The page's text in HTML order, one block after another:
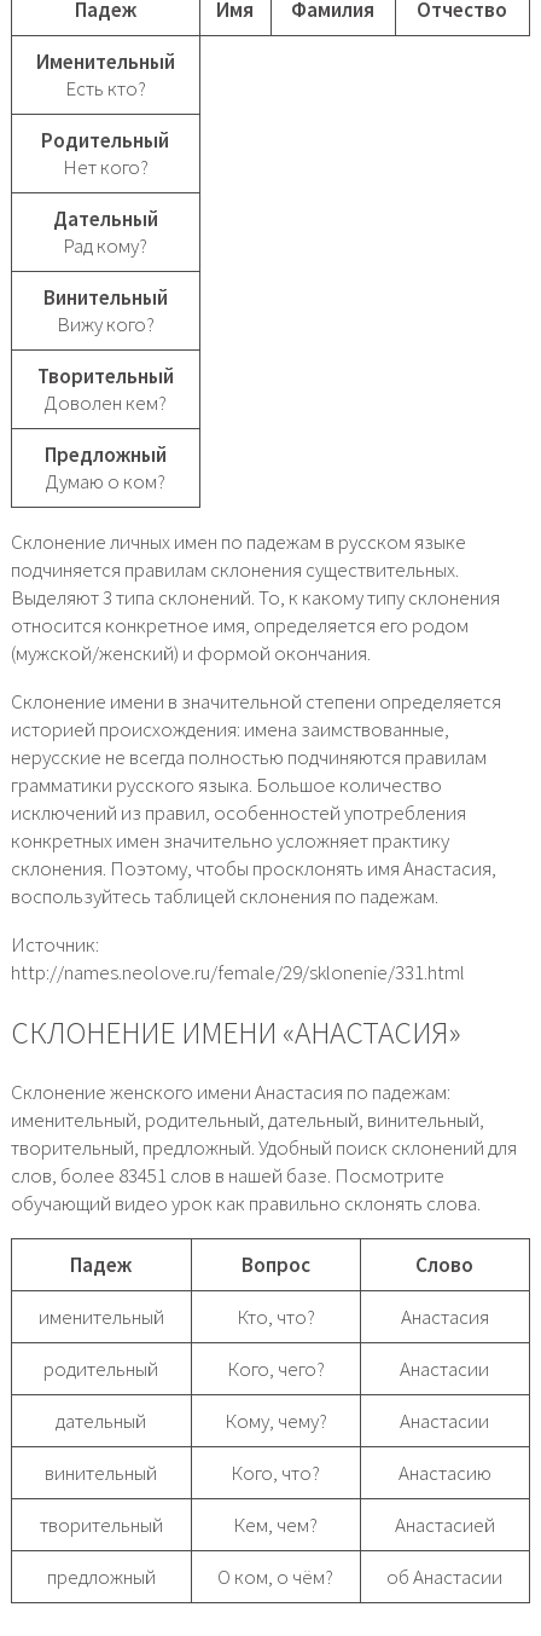
Падеж Имя Фамилия
Отчество
Именительный
Есть кто?
Родительный
Нет кого?
Дательный
Рад кому?
Винительный
Вижу кого?
Творительный
Доволен кем?
Предложный
Думаю о ком?
Склонение личных имен по падежам в русском языке
подчиняется правилам склонения существительных.
Выделяют 3 типа склонений. То, к какому типу склонения
относится конкретное имя, определяется его родом
(мужской/женский) и формой окончания.
Склонение имени в значительной степени определяется
историей происхождения: имена заимствованные,
нерусские не всегда полностью подчиняются правилам
грамматики русского языка. Большое количество
исключений из правил, особенностей употребления
конкретных имен значительно усложняет практику
склонения. Поэтому, чтобы просклонять имя Анастасия,
воспользуйтесь таблицей склонения по падежам.
Источник:
http://names.neolove.ru/female/29/sklonenie/331.html
СКЛОНЕНИЕ ИМЕНИ «АНАСТАСИЯ»
Склонение женского имени Анастасия по падежам:
именительный, родительный, дательный, винительный,
творительный, предложный. Удобный поиск склонений для
слов, более 83451 слов в нашей базе. Посмотрите
обучающий видео урок как правильно склонять слова.
Падеж Вопрос
Слово
именительный
Кто, что?
Анастасия
родительный
Кого, чего?
Анастасии
дательный
Кому, чему?
Анастасии
винительный
Кого, что?
Анастасию
творительный
Кем, чем?
Анастасией
предложный
О ком, о чём? об Анастасии